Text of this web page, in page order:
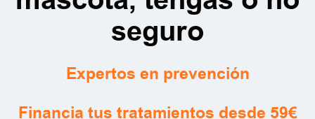
seguro
Expertos en prevención
Financia tus tratamientos desde 59€